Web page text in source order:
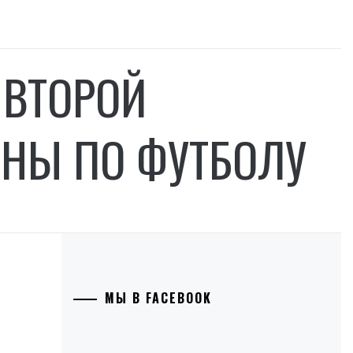
ПО ФУТБОЛУ
МЫ В FACEBOOK